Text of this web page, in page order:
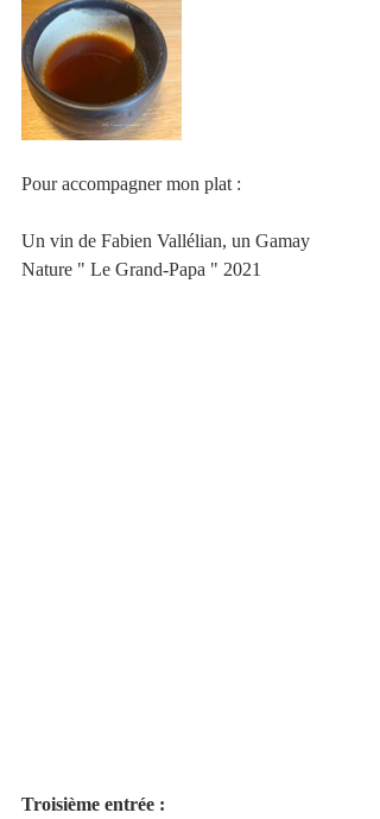
Pour accompagner mon plat :
Un vin de Fabien Vallélian, un Gamay
Nature " Le Grand-Papa " 2021
Troisième entrée :